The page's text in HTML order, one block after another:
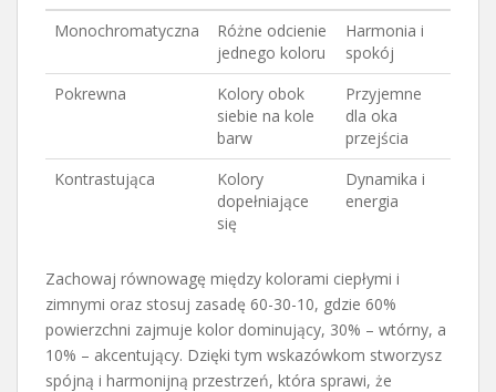
Monochromatyczna
Różne odcienie
jednego koloru
Harmonia i
spokój
Pokrewna
Kolory obok
siebie na kole
barw
Przyjemne
dla oka
przejścia
Kontrastująca
Kolory
dopełniające
się
Dynamika i
energia
Zachowaj równowagę między kolorami ciepłymi i
zimnymi oraz stosuj zasadę 60-30-10, gdzie 60%
powierzchni zajmuje kolor dominujący, 30% – wtórny, a
10% – akcentujący. Dzięki tym wskazówkom stworzysz
spójną i harmonijną przestrzeń, która sprawi, że